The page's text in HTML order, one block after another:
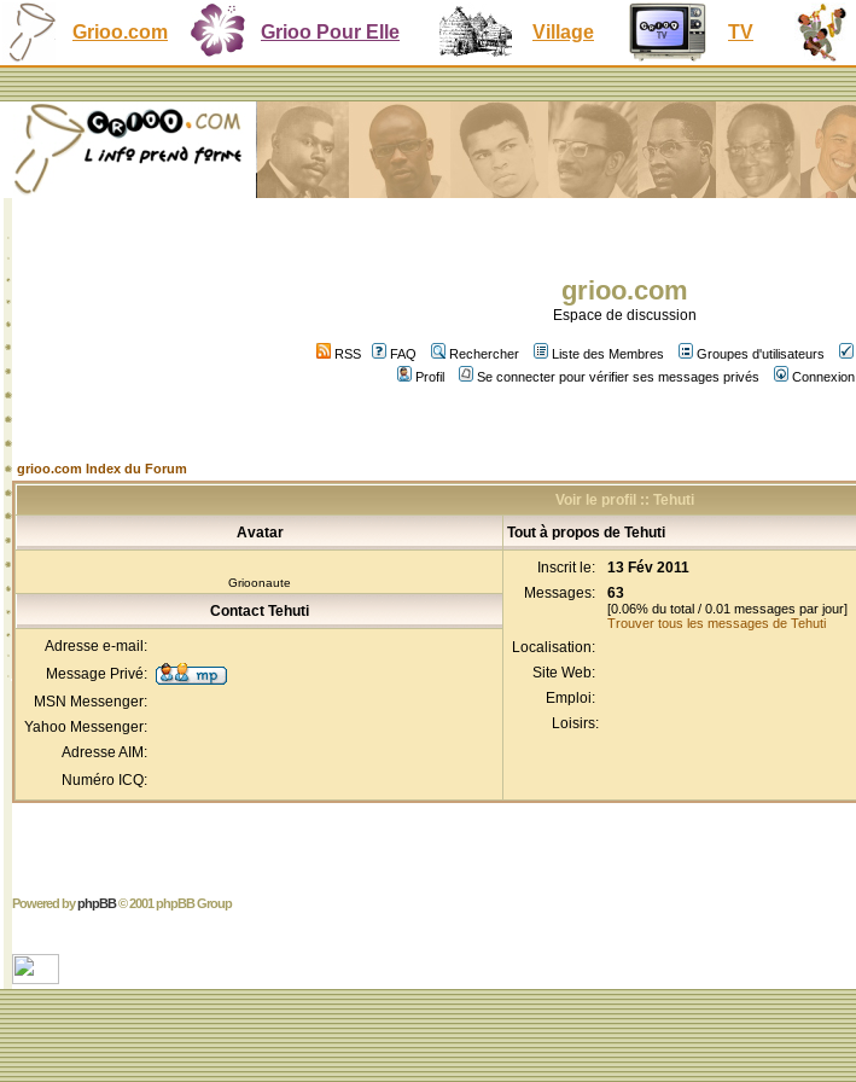
Grioo.com Grioo Pour Elle Village TV
grioo.com
Espace de discussion
RSS FAQ Rechercher Liste des Membres Groupes d'utilisateurs
Profil
Se connecter pour vérifier ses messages privés Connexion
grioo.com Index du Forum
Voir le profil :: Tehuti
Avatar
Tout à propos de Tehuti
Grioonaute
Inscrit le:
13 Fév 2011
Messages:
63
[0.06% du total / 0.01 messages par jour]
Trouver tous les messages de Tehuti
Localisation:
Site Web:
Emploi:
Loisirs:
Contact Tehuti
Adresse e-mail:
Message Privé:
MSN Messenger:
Yahoo Messenger:
Adresse AIM:
Numéro ICQ:
Powered byphpBB© 2001 phpBB Group